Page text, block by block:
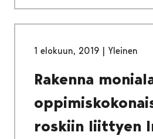
1 elokuun, 2019 | Yleinen
Rakenna
roskiin liittyen